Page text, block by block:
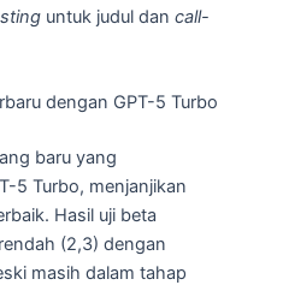
untuk judul dan call-
dengan GPT-5 Turbo
baru yang
5 Turbo, menjanjikan
Hasil uji beta
rendah (2,3) dengan
masih dalam tahap